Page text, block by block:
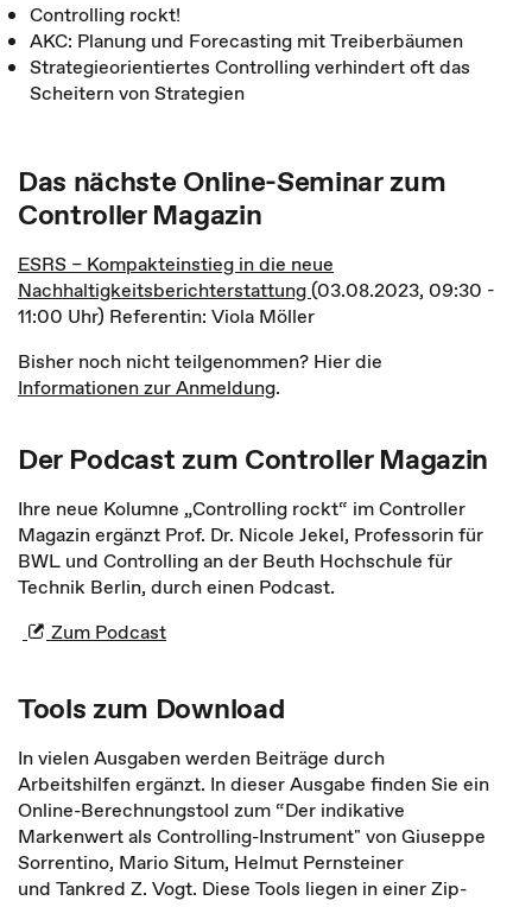
Controlling rockt!
AKC: Planung und Forecasting mit Treiberbäumen
Strategieorientiertes Controlling verhindert oft das
Scheitern von Strategien
Das nächste Online-Seminar zum
Controller Magazin
ESRS – Kompakteinstieg in die neue
Nachhaltigkeitsberichterstattung(03.08.2023, 09:30 -
11:00 Uhr) Referentin: Viola Möller
Bisher noch nicht teilgenommen? Hier die
Informationen zur Anmeldung.
Der Podcast zum Controller Magazin
Ihre neue Kolumne „Controlling rockt“ im Controller
Magazin ergänzt Prof. Dr. Nicole Jekel, Professorin für
BWL und Controlling an der Beuth Hochschule für
Technik Berlin, durch einen Podcast.
Zum Podcast
Tools zum Download
In vielen Ausgaben werden Beiträge durch
Arbeitshilfen ergänzt. In dieser Ausgabe finden Sie ein
Online-Berechnungstool zum “Der indikative
Markenwert als Controlling-Instrument" von Giuseppe
Sorrentino, Mario Situm, Helmut Pernsteiner
und Tankred Z. Vogt. Diese Tools liegen in einer Zip-